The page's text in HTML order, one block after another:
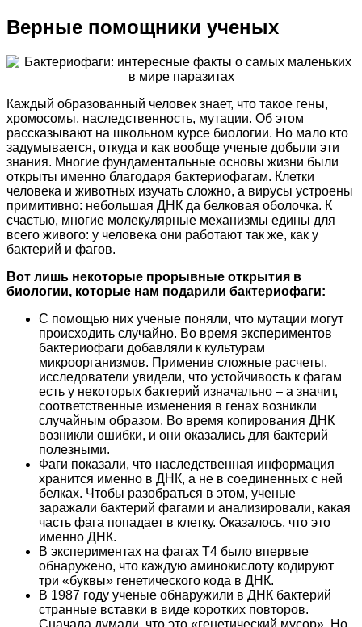
Верные помощники ученых
Каждый образованный человек знает, что такое гены,
хромосомы, наследственность, мутации. Об этом
рассказывают на школьном курсе биологии. Но мало кто
задумывается, откуда и как вообще ученые добыли эти
знания. Многие фундаментальные основы жизни были
открыты именно благодаря бактериофагам. Клетки
человека и животных изучать сложно, а вирусы устроены
примитивно: небольшая ДНК да белковая оболочка. К
счастью, многие молекулярные механизмы едины для
всего живого: у человека они работают так же, как у
бактерий и фагов.
Вот лишь некоторые прорывные открытия в
биологии, которые нам подарили бактериофаги:
С помощью них ученые поняли, что мутации могут
происходить случайно. Во время экспериментов
бактериофаги добавляли к культурам
микроорганизмов. Применив сложные расчеты,
исследователи увидели, что устойчивость к фагам
есть у некоторых бактерий изначально – а значит,
соответственные изменения в генах возникли
случайным образом. Во время копирования ДНК
возникли ошибки, и они оказались для бактерий
полезными.
Фаги показали, что наследственная информация
хранится именно в ДНК, а не в соединенных с ней
белках. Чтобы разобраться в этом, ученые
заражали бактерий фагами и анализировали, какая
часть фага попадает в клетку. Оказалось, что это
именно ДНК.
В экспериментах на фагах T4 было впервые
обнаружено, что каждую аминокислоту кодируют
три «буквы» генетического кода в ДНК.
В 1987 году ученые обнаружили в ДНК бактерий
странные вставки в виде коротких повторов.
Сначала думали, что это «генетический мусор». Но